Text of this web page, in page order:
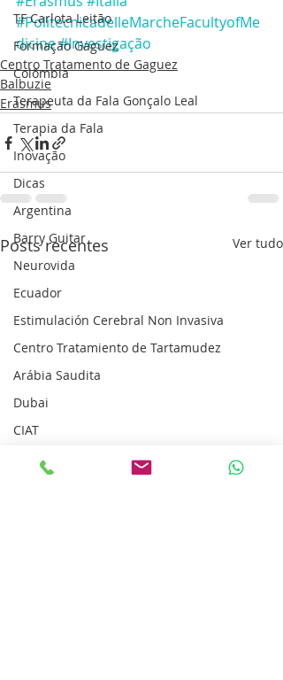
TF Carlota Leitão
Formação Gaguez
Colômbia
Terapeuta da Fala Gonçalo Leal
Terapia da Fala
Inovação
Dicas
Argentina
Barry Guitar
Neurovida
Ecuador
Estimulación Cerebral Non Invasiva
Centro Tratamiento de Tartamudez
Arábia Saudita
Dubai
CIAT
Abu Dhabi
#PolitecnicadelleMarcheFacultyofMe
dicine#Investigação
Centro Tratamento de Gaguez
Balbuzie
Erasmus
Posts recentes Ver tudo